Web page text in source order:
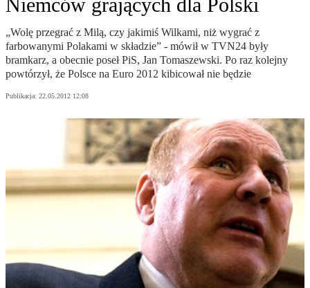
„Wolę przegrać z Milą, czy jakimiś Wilkami, niż wygrać z
farbowanymi Polakami w składzie” - mówił w TVN24 były
bramkarz, a obecnie poseł PiS, Jan Tomaszewski. Po raz kolejny
powtórzył, że Polsce na Euro 2012 kibicował nie będzie
Publikacja: 22.05.2012 12:08